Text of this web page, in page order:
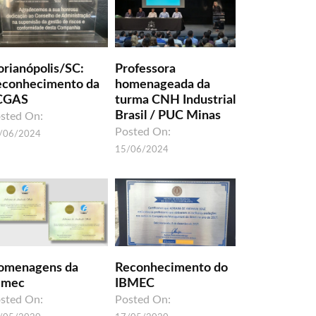
SC:
da
On:
06/2024
Professora
homenageada da
turma CNH Industrial
Brasil / PUC Minas
Posted On:
15/06/2024
da
On:
Reconhecimento do
IBMEC
Posted On: